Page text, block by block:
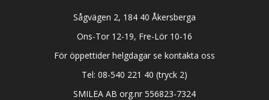
Sågvägen 2, 184 40 Åkersberga
Ons-Tor 12-19, Fre-Lör 10-16
För öppettider helgdagar se kontakta oss
Tel: 08-540 221 40 (tryck 2)
SMILEA AB org.nr 556823-7324